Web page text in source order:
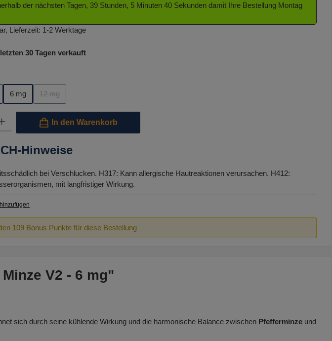
der nächsten Tagen, 39 Stunden, 5 Minuten 39 Sekunden damit Ihre Bestellung Montag
Lieferzeit: 1-2 Werktage
30 Tagen verkauft
6 mg 12 mg
(Diese Option ist zurzeit nicht verfügbar.)
In den Warenkorb
Hinweise
bei Verschlucken. H317: Kann allergische Hautreaktionen verursachen. H412:
mit langfristiger Wirkung.
109 Bonus Punkte für diese Bestellung
V2 - 6 mg"
sich durch seine kühlende Wirkung und die harmonische Balance zwischen Pfefferminze und